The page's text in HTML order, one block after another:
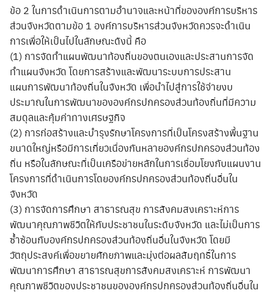
ข้อ 2 ในการดำเนินการตามอำนาจและหน้าที่ขององค์การบริหาร
ส่วนจังหวัดตามข้อ 1 องค์การบริหารส่วนจังหวัดควรจะดำเนิน
การเพื่อให้เป็นไปในลักษณะดังนี้ คือ
(1) การจัดทำแผนพัฒนาท้องถิ่นของตนเองและประสานการจัด
ทำแผนจังหวัด โดยการสร้างและพัฒนาระบบการประสาน
แผนการพัฒนาท้องถิ่นในจังหวัด เพื่อนำไปสู่การใช้จ่ายงบ
ประมาณในการพัฒนาขององค์กรปกครองส่วนท้องถิ่นที่มีความ
สมดุลและคุ้มค่าทางเศรษฐกิจ
(2) การก่อสร้างและบำรุงรักษาโครงการที่เป็นโครงสร้างพื้นฐาน
ขนาดใหญ่หรือมีการเกี่ยวเนื่องกันหลายองค์กรปกครองส่วนท้อง
ถิ่น หรือในลักษณะที่เป็นเครือข่ายหลักในการเชื่อมโยงกับแผนงาน
โครงการที่ดำเนินการโดยองค์กรปกครองส่วนท้องถิ่นอื่นใน
จังหวัด
(3) การจัดการศึกษา สาธารณสุข การสังคมสงเคราะห์การ
พัฒนาคุณภาพชีวิตให้กับประชาชนในระดับจังหวัด และไม่เป็นการ
ซ้ำซ้อนกับองค์กรปกครองส่วนท้องถิ่นอื่นในจังหวัด โดยมี
วัตถุประสงค์เพื่อขยายศักยภาพและมุ่งต่อผลสัมฤทธิ์ในการ
พัฒนาการศึกษา สาธารณสุขการสังคมสงเคราะห์ การพัฒนา
คุณภาพชีวิตของประชาชนขององค์กรปกครองส่วนท้องถิ่นอื่นใน